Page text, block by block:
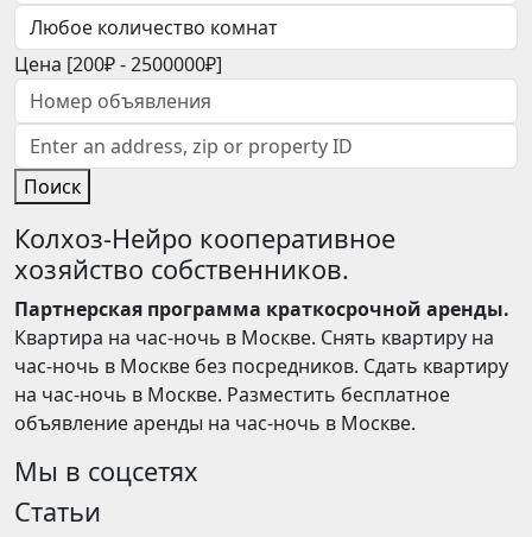
Цена [200₽-2500000₽]
Поиск
Колхоз-Нейро кооперативное
хозяйство собственников.
Партнерская программа краткосрочной аренды.
Квартира на час-ночь в Москве. Снять квартиру на
час-ночь в Москве без посредников. Сдать квартиру
на час-ночь в Москве. Разместить бесплатное
объявление аренды на час-ночь в Москве.
Мы в соцсетях
Статьи